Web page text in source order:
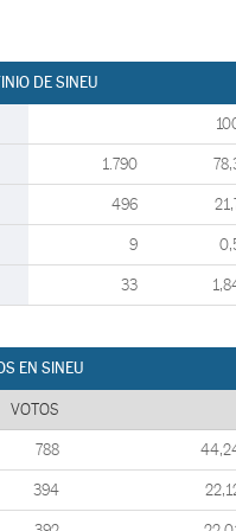
DE SINEU
1.790
496
9
33
EN SINEU
VOTOS
788
394